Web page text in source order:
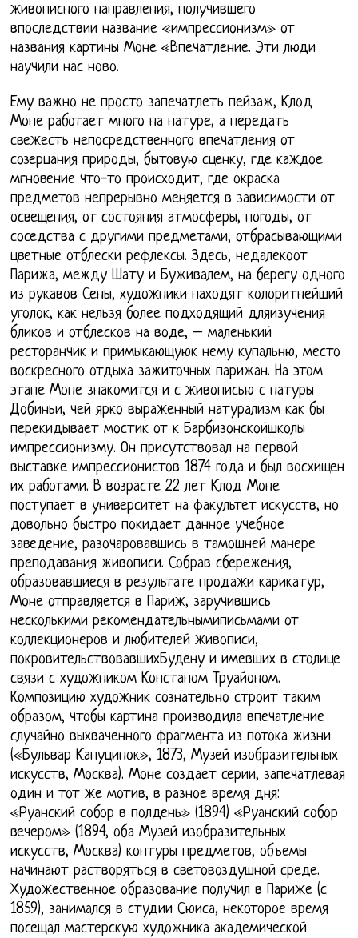
живописного направления, получившего
впоследствии название «импрессионизм» от
названия картины Моне «Впечатление. Эти люди
научили нас ново.
Ему важно не просто запечатлеть пейзаж, Клод
Моне работает много на натуре, а передать
свежесть непосредственного впечатления от
созерцания природы, бытовую сценку, где каждое
мгновение что-то происходит, где окраска
предметов непрерывно меняется в зависимости от
освещения, от состояния атмосферы, погоды, от
соседства с другими предметами, отбрасывающими
цветные отблески рефлексы. Здесь, недалекоот
Парижа, между Шату и Буживалем, на берегу одного
из рукавов Сены, художники находят колоритнейший
уголок, как нельзя более подходящий дляизучения
бликов и отблесков на воде, – маленький
ресторанчик и примыкающуюк нему купальню, место
воскресного отдыха зажиточных парижан. На этом
этапе Моне знакомится и с живописью с натуры
Добиньи, чей ярко выраженный натурализм как бы
перекидывает мостик от к Барбизонскойшколы
импрессионизму. Он присутствовал на первой
выставке импрессионистов 1874 года и был восхищен
их работами. В возрасте 22 лет Клод Моне
поступает в университет на факультет искусств, но
довольно быстро покидает данное учебное
заведение, разочаровавшись в тамошней манере
преподавания живописи. Собрав сбережения,
образовавшиеся в результате продажи карикатур,
Моне отправляется в Париж, заручившись
несколькими рекомендательнымиписьмами от
коллекционеров и любителей живописи,
покровительствовавшихБудену и имевших в столице
связи с художником Констаном Труайоном.
Композицию художник сознательно строит таким
образом, чтобы картина производила впечатление
случайно выхваченного фрагмента из потока жизни
(«Бульвар Капуцинок», 1873, Музей изобразительных
искусств, Москва). Моне создает серии, запечатлевая
один и тот же мотив, в разное время дня:
«Руанский собор в полдень» (1894) «Руанский собор
вечером» (1894, оба Музей изобразительных
искусств, Москва) контуры предметов, объемы
начинают растворяться в световоздушной среде.
Художественное образование получил в Париже (с
1859), занимался в студии Сюиса, некоторое время
посещал мастерскую художника академической